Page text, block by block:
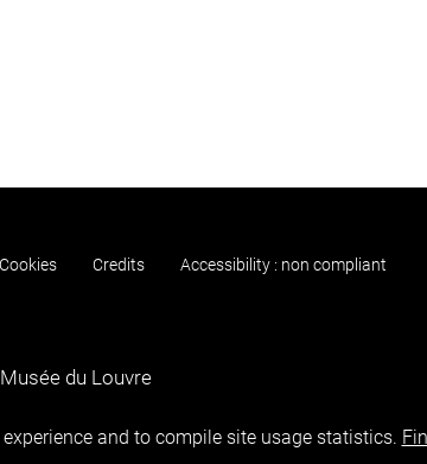
Cookies Credits Accessibility : non compliant
and to compile site usage statistics.